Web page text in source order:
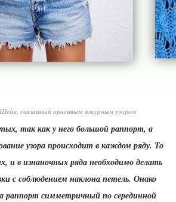
связанный красивым ажурным узором
так как у него большой раппорт, а
узора происходит в каждом ряду. То
и в изнаночных ряда необходимо делать
с соблюдением наклона петель. Онако
раппорт симметричный по серединной